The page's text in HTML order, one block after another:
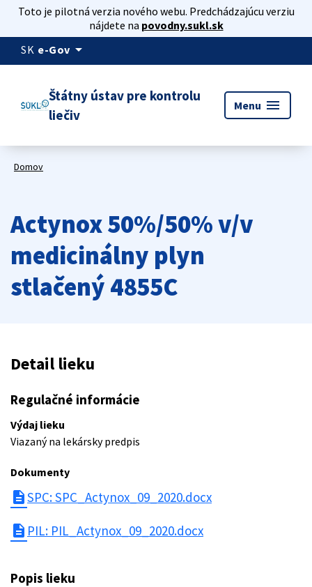
Toto je pilotná verzia nového webu. Predchádzajúcu verziu
nájdete na povodny.sukl.sk
SK e-Gov arrow_drop_down
Štátny ústav pre kontrolu
liečiv
Menu menu
Domov
Actynox 50%/50% v/v
medicinálny plyn
stlačený 4855C
Detail lieku
Regulačné informácie
Výdaj lieku
Viazaný na lekársky predpis
Dokumenty
descriptionSPC: SPC_Actynox_09_2020.docx
description PIL: PIL_Actynox_09_2020.docx
Popis lieku